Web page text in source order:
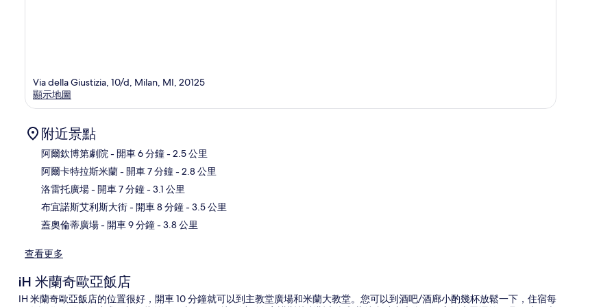
Via della Giustizia, 10/d, Milan, MI, 20125
顯示地圖
附近景點
阿爾欽博第劇院 - 開車 6 分鐘- 2.5 公里
阿爾卡特拉斯米蘭- 開車 7 分鐘- 2.8 公里
洛雷托廣場- 開車 7 分鐘- 3.1 公里
布宜諾斯艾利斯大街- 開車 8 分鐘- 3.5 公里
蓋奧倫蒂廣場- 開車 9 分鐘- 3.8 公里
查看更多
iH 米蘭奇歐亞飯店
IH 米蘭奇歐亞飯店的位置很好，開車 10 分鐘就可以到主教堂廣場和米蘭大教堂。您可以到酒吧/酒廊小酌幾杯放鬆一下，住宿每